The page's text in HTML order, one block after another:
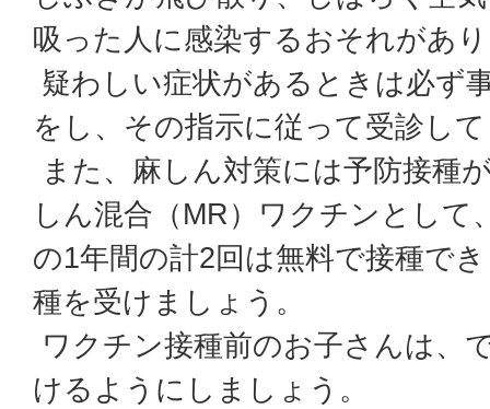
吸った人に感染するおそれがあ
疑わしい症状があるときは必ず
をし、その指示に従って受診し
また、麻しん対策には予防接種
しん混合（MR）ワクチンとして
の1年間の計2回は無料で接種で
種を受けましょう。
ワクチン接種前のお子さんは、
けるようにしましょう。